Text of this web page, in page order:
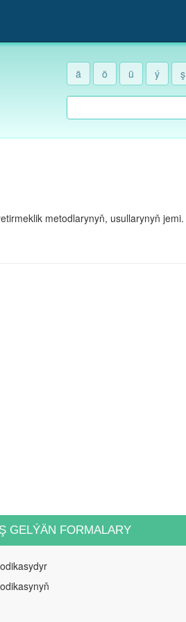
ä ö ü ý ş
metodlarynyň, usullarynyň jemi.
GELÝÄN FORMALARY